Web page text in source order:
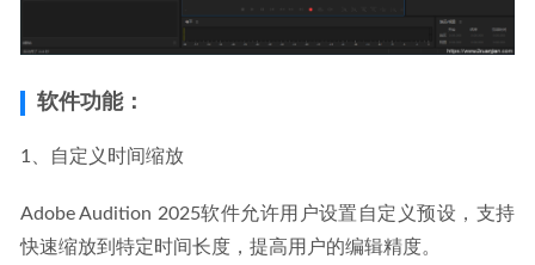
软件功能：
1、自定义时间缩放
Adobe Audition 2025软件允许用户设置自定义预设，支持
快速缩放到特定时间长度，提高用户的编辑精度。